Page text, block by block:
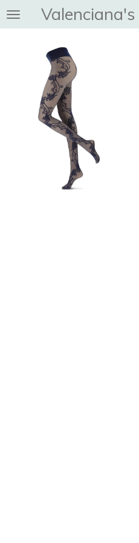
Ga
direct
hoofdinhoud